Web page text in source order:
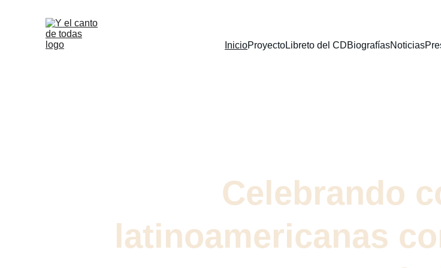
InicioProyectoLibreto del CDBiografíasNoticias
Celebrando
latinoamericanas